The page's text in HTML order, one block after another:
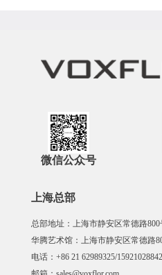
微信公众号
上海总部
总部地址：上海市静安区常德路800
华腾艺术馆：上海市静安区常德路
电话：+86 21 62989325/15921028842